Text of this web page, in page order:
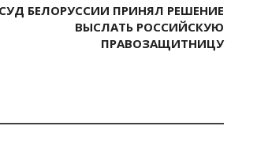
СУД БЕЛОРУССИИ ПРИНЯЛ РЕШЕНИЕ
ВЫСЛАТЬ РОССИЙСКУЮ
ПРАВОЗАЩИТНИЦУ